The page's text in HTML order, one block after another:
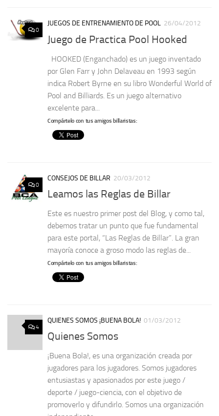
0
JUEGOS DE ENTRENAMIENTO DE POOL 26/04/2012
Juego de Practica Pool Hooked
HOOKED (Enganchado) es un juego inventado
por Glen Farr y John Delaveau en 1993 según
indica Robert Byrne en su libro Wonderful World of
Pool and Billiards. Es un juego alternativo
excelente para...
Compártelo con tus amigos billaristas:
0
CONSEJOS DE BILLAR 20/03/2012
Leamos las Reglas de Billar
Este es nuestro primer post del Blog, y como tal,
debemos tratar un punto que fue fundamental
para este portal, “Las Reglas de Billar”. La gran
mayoría conoce a groso modo las reglas de...
Compártelo con tus amigos billaristas:
4
QUIENES SOMOS ¡BUENA BOLA! 01/03/2012
Quienes Somos
¡Buena Bola!, es una organización creada por
jugadores para los jugadores. Somos jugadores
entusiastas y apasionados por este juego /
deporte / juego-ciencia, con el objetivo de
promoverlo y difundirlo. Somos una organización